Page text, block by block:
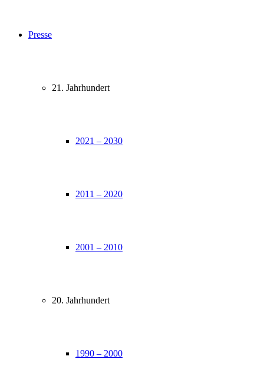
Presse
21. Jahrhundert
2021 – 2030
2011 – 2020
2001 – 2010
20. Jahrhundert
1990 – 2000